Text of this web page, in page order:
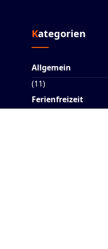
Kategorien
Allgemein
(11)
Ferienfreizeit